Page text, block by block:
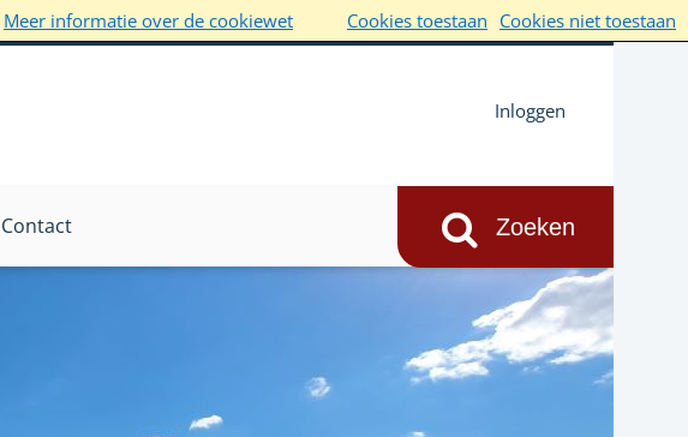
Meer informatie over de cookiewet Cookies toestaan Cookies niet toestaan
Inloggen
Contact